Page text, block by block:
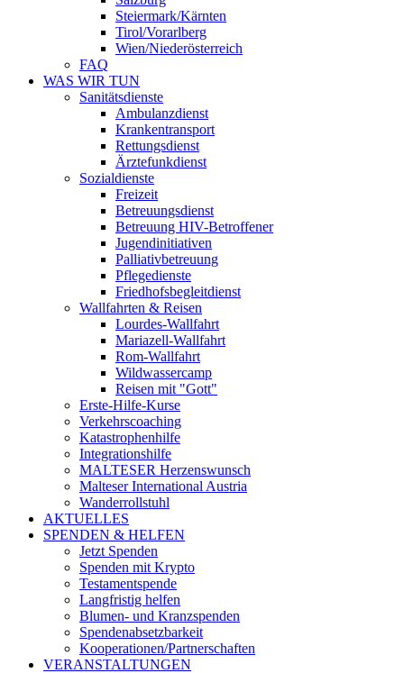
Steiermark/Kärnten
Tirol/Vorarlberg
Wien/Niederösterreich
FAQ
WAS WIR TUN
Sanitätsdienste
Ambulanzdienst
Krankentransport
Rettungsdienst
Ärztefunkdienst
Sozialdienste
Freizeit
Betreuungsdienst
Betreuung HIV-Betroffener
Jugendinitiativen
Palliativbetreuung
Pflegedienste
Friedhofsbegleitdienst
Wallfahrten & Reisen
Lourdes-Wallfahrt
Mariazell-Wallfahrt
Rom-Wallfahrt
Wildwassercamp
Reisen mit "Gott"
Erste-Hilfe-Kurse
Verkehrscoaching
Katastrophenhilfe
Integrationshilfe
MALTESER Herzenswunsch
Malteser International Austria
Wanderrollstuhl
AKTUELLES
SPENDEN & HELFEN
Jetzt Spenden
Spenden mit Krypto
Testamentspende
Langfristig helfen
Blumen- und Kranzspenden
Spendenabsetzbarkeit
Kooperationen/Partnerschaften
VERANSTALTUNGEN